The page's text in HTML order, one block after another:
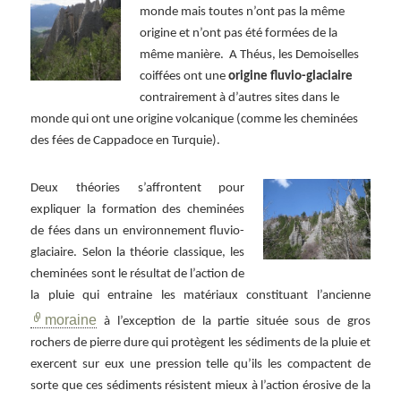
monde mais toutes n’ont pas la même
origine et n’ont pas été formées de la
même manière. A Théus, les Demoiselles
coiffées ont une origine fluvio-glaciaire
contrairement à d’autres sites dans le
monde qui ont une origine volcanique (comme les cheminées
des fées de Cappadoce en Turquie).
Deux théories s’affrontent pour
expliquer la formation des cheminées
de fées dans un environnement fluvio-
glaciaire. Selon la théorie classique, les
cheminées sont le résultat de l’action de
la pluie qui entraine les matériaux constituant l’ancienne
moraine à l’exception de la partie située sous de gros
rochers de pierre dure qui protègent les sédiments de la pluie et
exercent sur eux une pression telle qu’ils les compactent de
sorte que ces sédiments résistent mieux à l’action érosive de la